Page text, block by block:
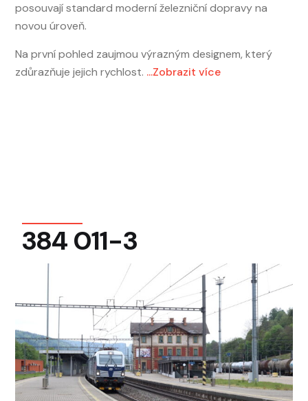
posouvají standard moderní železniční dopravy na
novou úroveň.
Na první pohled zaujmou výrazným designem, který
zdůrazňuje jejich rychlost. ...Zobrazit více
384 011-3